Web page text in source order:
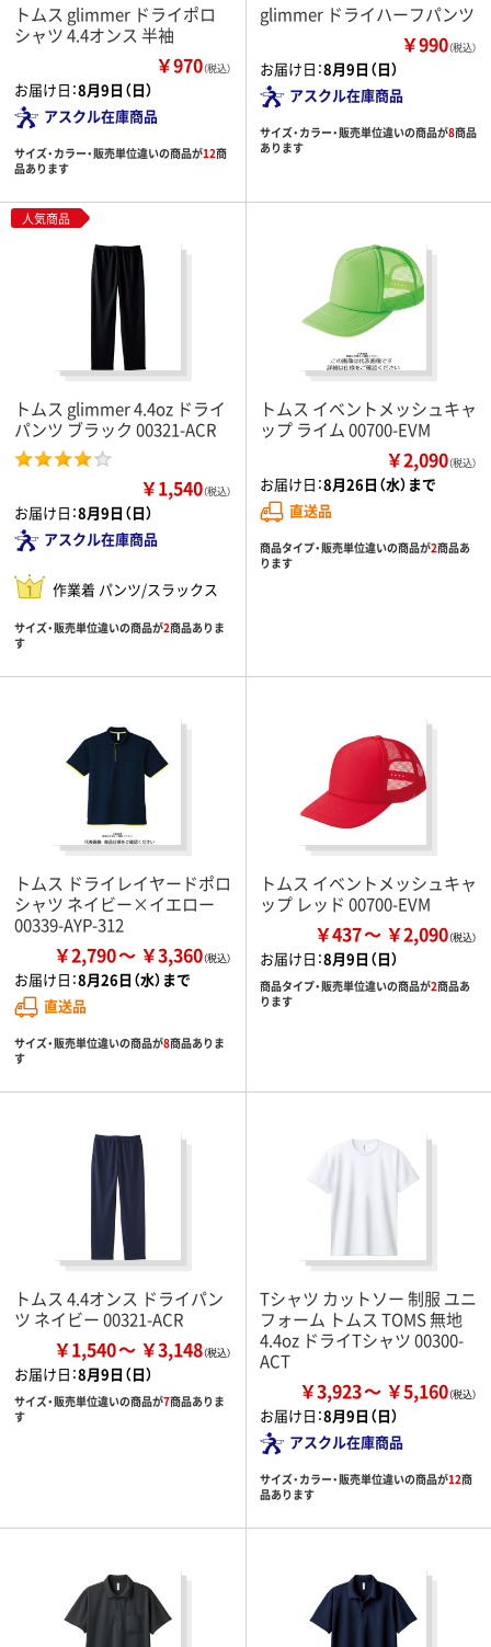
トムス glimmer ドライポロ
シャツ 4.4オンス 半袖
￥970（税込）
お届け日：8月9日（日）
アスクル在庫商品
サイズ・カラー・販売単位違いの商品が12商
品あります
glimmer ドライハーフパンツ
￥990（税込）
お届け日：8月9日（日）
アスクル在庫商品
サイズ・カラー・販売単位違いの商品が8商品
あります
人気商品
トムス glimmer 4.4oz ドライ
パンツ ブラック 00321-ACR
￥1,540（税込）
お届け日：8月9日（日）
アスクル在庫商品
作業着 パンツ/スラックス
サイズ・販売単位違いの商品が2商品ありま
す
トムス イベントメッシュキャ
ップ ライム 00700-EVM
￥2,090（税込）
お届け日：8月26日（水）まで
直送品
商品タイプ・販売単位違いの商品が2商品あ
ります
トムス ドライレイヤードポロ
シャツ ネイビー×イエロー
00339-AYP-312
￥2,790 ￥3,360
お届け日：8月26日（水）まで
直送品
サイズ・販売単位違いの商品が8商品ありま
す
トムス イベントメッシュキャ
ップ レッド 00700-EVM
￥437 ￥2,090
お届け日：8月9日（日）
商品タイプ・販売単位違いの商品が2商品あ
ります
トムス 4.4オンス ドライパン
ツ ネイビー 00321-ACR
￥1,540 ￥3,148
お届け日：8月9日（日）
サイズ・販売単位違いの商品が7商品ありま
す
Tシャツ カットソー 制服 ユニ
フォーム トムス TOMS 無地
4.4oz ドライTシャツ 00300-
ACT
￥3,923 ￥5,160
お届け日：8月9日（日）
アスクル在庫商品
サイズ・カラー・販売単位違いの商品が12商
品あります